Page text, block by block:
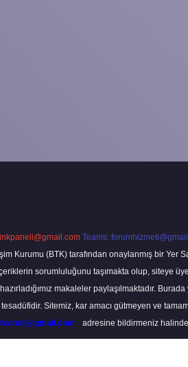
Teams:
Kurumu (BTK) tarafından onaylanmış bir
sorumluluğunu taşımakta olup, siteye
makaleler paylaşılmaktadır.
Sitemiz, kar amacı gütmeyen ve
adresine bildirmeniz